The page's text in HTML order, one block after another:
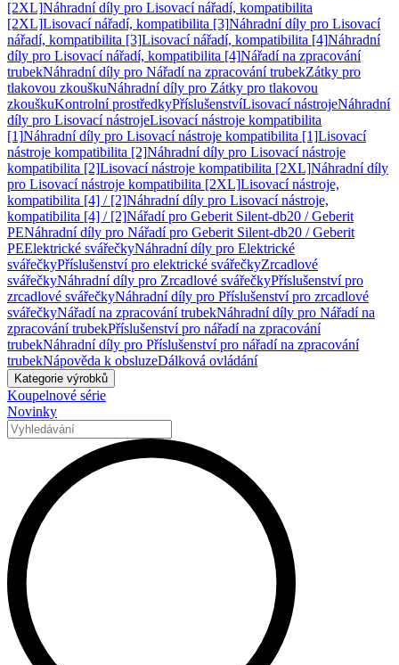
[2XL]Náhradní díly pro Lisovací nářadí, kompatibilita
[2XL]Lisovací nářadí, kompatibilita [3]Náhradní díly pro Lisovací
nářadí, kompatibilita [3]Lisovací nářadí, kompatibilita [4]Náhradní
díly pro Lisovací nářadí, kompatibilita [4]Nářadí na zpracování
trubekNáhradní díly pro Nářadí na zpracování trubekZátky pro
tlakovou zkouškuNáhradní díly pro Zátky pro tlakovou
zkouškuKontrolní prostředkyPříslušenstvíLisovací nástrojeNáhradní
díly pro Lisovací nástrojeLisovací nástroje kompatibilita
[1]Náhradní díly pro Lisovací nástroje kompatibilita [1]Lisovací
nástroje kompatibilita [2]Náhradní díly pro Lisovací nástroje
kompatibilita [2]Lisovací nástroje kompatibilita [2XL]Náhradní díly
pro Lisovací nástroje kompatibilita [2XL]Lisovací nástroje,
kompatibilita [4] / [2]Náhradní díly pro Lisovací nástroje,
kompatibilita [4] / [2]Nářadí pro Geberit Silent-db20 / Geberit
PENáhradní díly pro Nářadí pro Geberit Silent-db20 / Geberit
PEElektrické svářečkyNáhradní díly pro Elektrické
svářečkyPříslušenství pro elektrické svářečkyZrcadlové
svářečkyNáhradní díly pro Zrcadlové svářečkyPříslušenství pro
zrcadlové svářečkyNáhradní díly pro Příslušenství pro zrcadlové
svářečkyNářadí na zpracování trubekNáhradní díly pro Nářadí na
zpracování trubekPříslušenství pro nářadí na zpracování
trubekNáhradní díly pro Příslušenství pro nářadí na zpracování
trubekNápověda k obsluzeDálková ovládání
Kategorie výrobků
Koupelnové série
Novinky